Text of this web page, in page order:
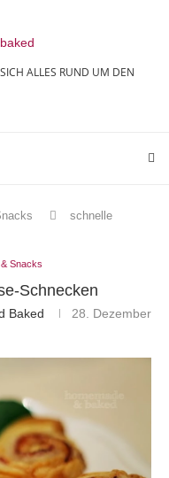
ALLES RUND UM DEN
schnelle
Snacks
Schnecken
Baked
28. Dezember